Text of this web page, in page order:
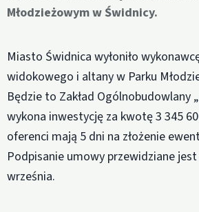
Młodzieżowym w Świdnicy.
Miasto Świdnica wyłoniło
widokowego i altany w Parku
Będzie to Zakład Ogólnobudowlany
wykona inwestycję za kwotę 3 345
oferenci mają 5 dni na złożenie
Podpisanie umowy przewidziane
września.